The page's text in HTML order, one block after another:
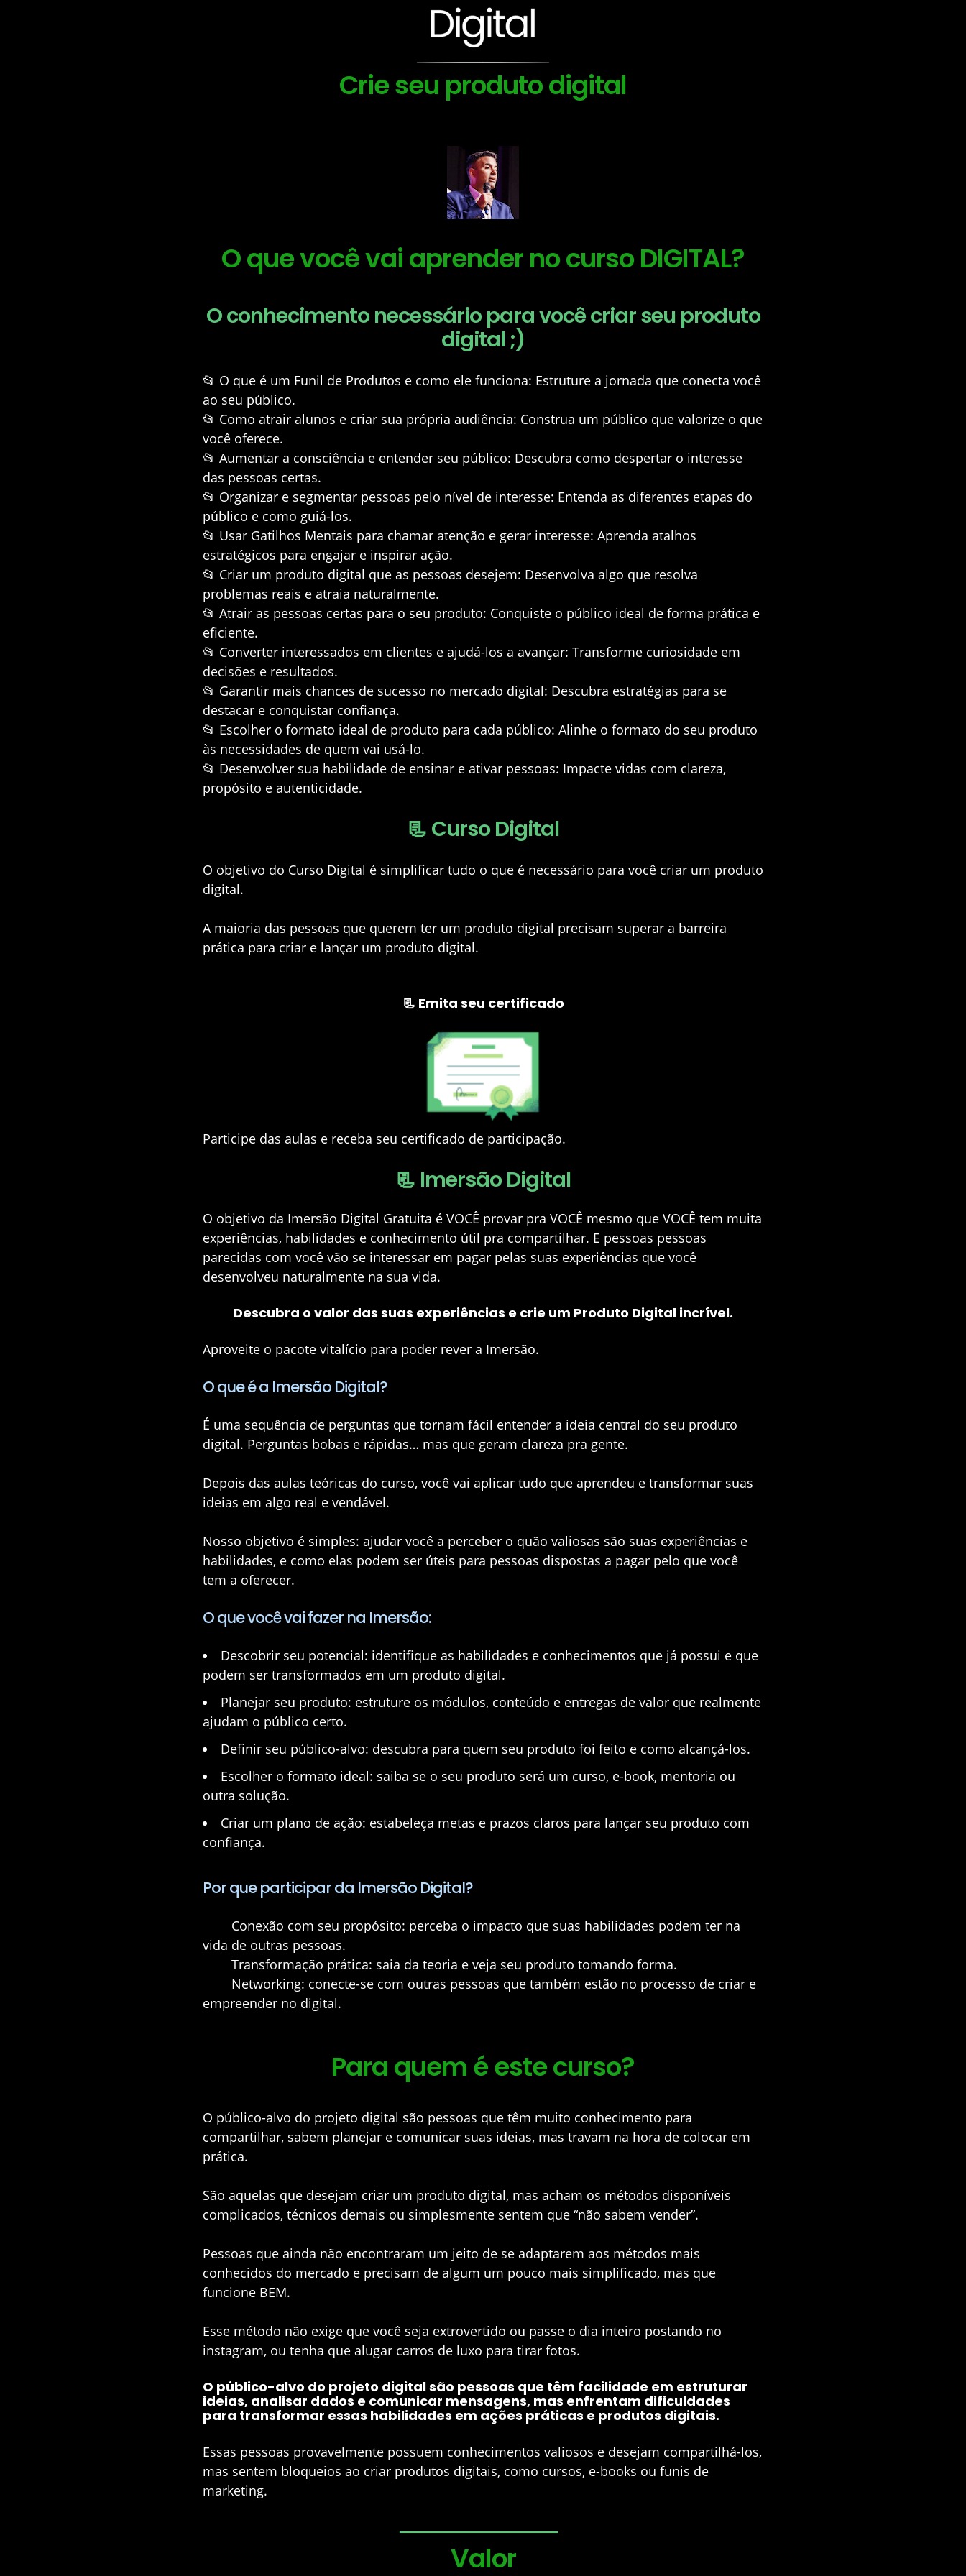
Crie seu produto digital
O que você vai aprender no curso DIGITAL?
O conhecimento necessário para você criar seu produto
digital ;)
📂 O que é um Funil de Produtos e como ele funciona: Estruture a jornada que conecta você
ao seu público.
📂 Como atrair alunos e criar sua própria audiência: Construa um público que valorize o que
você oferece.
📂 Aumentar a consciência e entender seu público: Descubra como despertar o interesse
das pessoas certas.
📂 Organizar e segmentar pessoas pelo nível de interesse: Entenda as diferentes etapas do
público e como guiá-los.
📂 Usar Gatilhos Mentais para chamar atenção e gerar interesse: Aprenda atalhos
estratégicos para engajar e inspirar ação.
📂 Criar um produto digital que as pessoas desejem: Desenvolva algo que resolva
problemas reais e atraia naturalmente.
📂 Atrair as pessoas certas para o seu produto: Conquiste o público ideal de forma prática e
eficiente.
📂 Converter interessados em clientes e ajudá-los a avançar: Transforme curiosidade em
decisões e resultados.
📂 Garantir mais chances de sucesso no mercado digital: Descubra estratégias para se
destacar e conquistar confiança.
📂 Escolher o formato ideal de produto para cada público: Alinhe o formato do seu produto
às necessidades de quem vai usá-lo.
📂 Desenvolver sua habilidade de ensinar e ativar pessoas: Impacte vidas com clareza,
propósito e autenticidade.
📃 Curso Digital
O objetivo do Curso Digital é simplificar tudo o que é necessário para você criar um produto
digital.
A maioria das pessoas que querem ter um produto digital precisam superar a barreira
prática para criar e lançar um produto digital.
📃 Emita seu certificado
Participe das aulas e receba seu certificado de participação.
📃 Imersão Digital
O objetivo da Imersão Digital Gratuita é VOCÊ provar pra VOCÊ mesmo que VOCÊ tem muita
experiências, habilidades e conhecimento útil pra compartilhar. E pessoas pessoas
parecidas com você vão se interessar em pagar pelas suas experiências que você
desenvolveu naturalmente na sua vida.
Descubra o valor das suas experiências e crie um Produto Digital incrível.
Aproveite o pacote vitalício para poder rever a Imersão.
O que é a Imersão Digital?
É uma sequência de perguntas que tornam fácil entender a ideia central do seu produto
digital. Perguntas bobas e rápidas… mas que geram clareza pra gente.
Depois das aulas teóricas do curso, você vai aplicar tudo que aprendeu e transformar suas
ideias em algo real e vendável.
Nosso objetivo é simples: ajudar você a perceber o quão valiosas são suas experiências e
habilidades, e como elas podem ser úteis para pessoas dispostas a pagar pelo que você
tem a oferecer.
O que você vai fazer na Imersão:
Descobrir seu potencial: identifique as habilidades e conhecimentos que já possui e que
podem ser transformados em um produto digital.
Planejar seu produto: estruture os módulos, conteúdo e entregas de valor que realmente
ajudam o público certo.
Definir seu público-alvo: descubra para quem seu produto foi feito e como alcançá-los.
Escolher o formato ideal: saiba se o seu produto será um curso, e-book, mentoria ou
outra solução.
Criar um plano de ação: estabeleça metas e prazos claros para lançar seu produto com
confiança.
Por que participar da Imersão Digital?
Conexão com seu propósito: perceba o impacto que suas habilidades podem ter na
vida de outras pessoas.
Transformação prática: saia da teoria e veja seu produto tomando forma.
Networking: conecte-se com outras pessoas que também estão no processo de criar e
empreender no digital.
Para quem é este curso?
O público-alvo do projeto digital são pessoas que têm muito conhecimento para
compartilhar, sabem planejar e comunicar suas ideias, mas travam na hora de colocar em
prática.
São aquelas que desejam criar um produto digital, mas acham os métodos disponíveis
complicados, técnicos demais ou simplesmente sentem que “não sabem vender”.
Pessoas que ainda não encontraram um jeito de se adaptarem aos métodos mais
conhecidos do mercado e precisam de algum um pouco mais simplificado, mas que
funcione BEM.
Esse método não exige que você seja extrovertido ou passe o dia inteiro postando no
instagram, ou tenha que alugar carros de luxo para tirar fotos.
O público-alvo do projeto digital são pessoas que têm facilidade em estruturar
ideias, analisar dados e comunicar mensagens, mas enfrentam dificuldades
para transformar essas habilidades em ações práticas e produtos digitais.
Essas pessoas provavelmente possuem conhecimentos valiosos e desejam compartilhá-los,
mas sentem bloqueios ao criar produtos digitais, como cursos, e-books ou funis de
marketing.
───────────
Valor